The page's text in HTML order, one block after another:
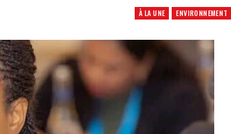
À LA UNE ENVIRONNEMENT